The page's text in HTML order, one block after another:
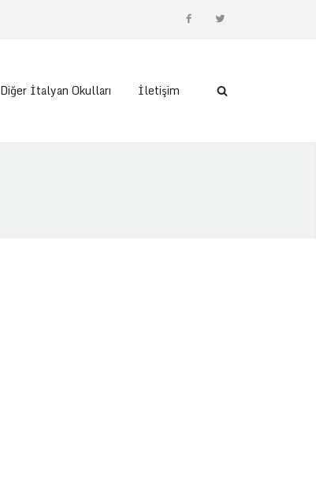
Diğer İtalyan Okulları İletişim